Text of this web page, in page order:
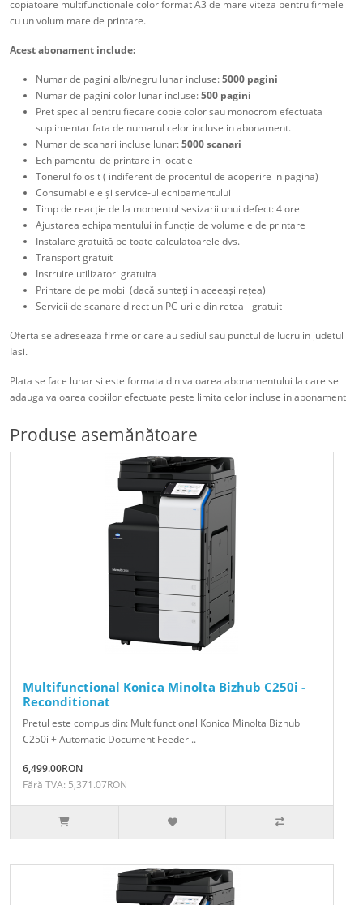
copiatoare multifunctionale color format A3 de mare viteza pentru firmele
cu un volum mare de printare.
Acest abonament include:
Numar de pagini alb/negru lunar incluse:5000 pagini
Numar de pagini color lunar incluse:500 pagini
Pret special pentru fiecare copie color sau monocrom efectuata
suplimentar fata de numarul celor incluse in abonament.
Numar de scanari incluse lunar:5000 scanari
Echipamentul de printare in locatie
Tonerul folosit ( indiferent de procentul de acoperire in pagina)
Consumabilele și service-ul echipamentului
Timp de reacție de la momentul sesizarii unui defect: 4 ore
Ajustarea echipamentului in funcție de volumele de printare
Instalare gratuită pe toate calculatoarele dvs.
Transport gratuit
Instruire utilizatori gratuita
Printare de pe mobil (dacă sunteți in aceeași rețea)
Servicii de scanare direct un PC-urile din retea - gratuit
Oferta se adreseaza firmelor care au sediul sau punctul de lucru in judetul
Iasi.
Plata se face lunar si este formata din valoarea abonamentului la care se
adauga valoarea copiilor efectuate peste limita celor incluse in abonament
Produse asemănătoare
Multifunctional Konica Minolta Bizhub C250i -
Reconditionat
Pretul este compus din: Multifunctional Konica Minolta Bizhub
C250i + Automatic Document Feeder ..
6,499.00RON
Fără TVA: 5,371.07RON